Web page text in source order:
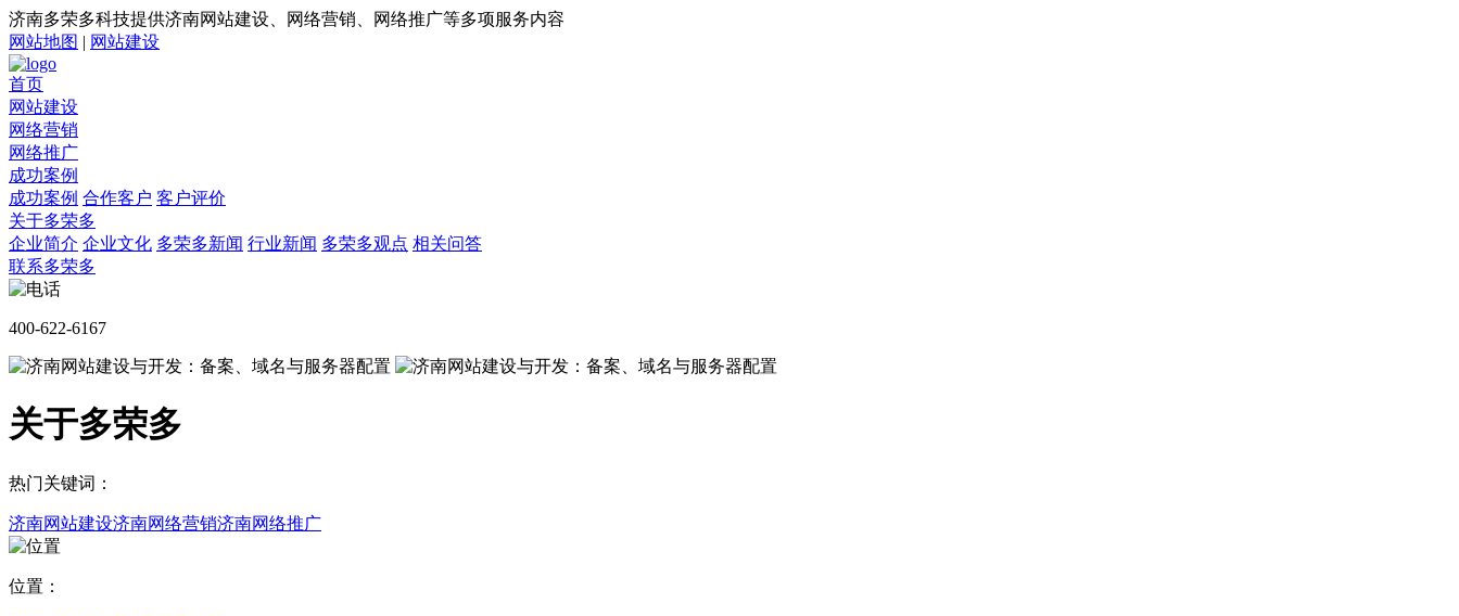
济南多荣多科技提供济南网站建设、网络营销、网络推广等多项服务内容
网站地图 | 网站建设
首页
网站建设
网络营销
网络推广
成功案例
成功案例 合作客户 客户评价
关于多荣多
企业简介 企业文化 多荣多新闻 行业新闻 多荣多观点 相关问答
联系多荣多
400-622-6167
关于多荣多
热门关键词：
济南网站建设济南网络营销济南网络推广
位置：